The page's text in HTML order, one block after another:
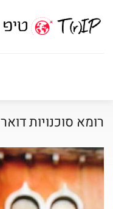
רומא סוכנויות דואר